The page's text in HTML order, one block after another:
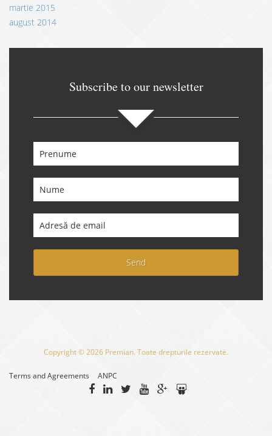
martie 2015
august 2014
Subscribe to our newsletter
Send
Copyright © 2026 Premian. Toate drepturile rezervate.
Terms and Agreements ANPC